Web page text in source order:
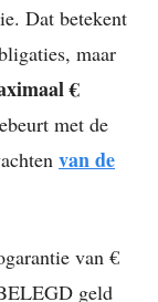
Dat betekent
maar
€
met de
van de
van €
geld